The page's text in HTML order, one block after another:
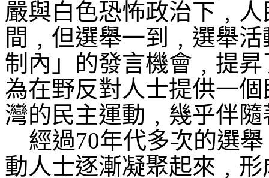
嚴與白色恐怖政治下﹐
間﹐但選舉一到﹐選舉
制內」的發言機會﹐提
為在野反對人士提供一
灣的民主運動﹐幾乎伴
經過70年代多次的選
動人士逐漸凝聚起來﹐